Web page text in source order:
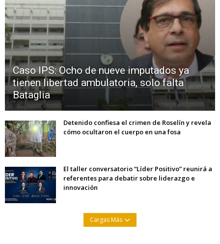
Caso IPS: Ocho de nueve imputados ya
tienen libertad ambulatoria, solo falta
Bataglia
Detenido confiesa el crimen de Roselín y revela
cómo ocultaron el cuerpo en una fosa
El taller conversatorio “Líder Positivo” reunirá a
referentes para debatir sobre liderazgo e
innovación
Cargas Más